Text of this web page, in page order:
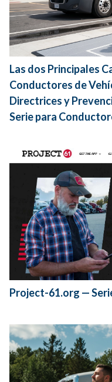
Las dos Principales
Conductores de
Directrices y
Serie para
Project-61.org —